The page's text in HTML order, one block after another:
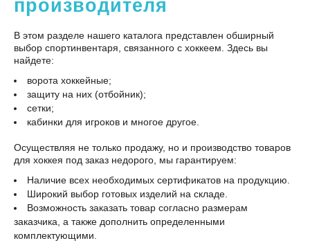
производителя
В этом разделе нашего каталога представлен обширный
выбор спортинвентаря, связанного с хоккеем. Здесь вы
найдете:
ворота хоккейные;
защиту на них (отбойник);
сетки;
кабинки для игроков и многое другое.
Осуществляя не только продажу, но и производство товаров
для хоккея под заказ недорого, мы гарантируем:
Наличие всех необходимых сертификатов на продукцию.
Широкий выбор готовых изделий на складе.
Возможность заказать товар согласно размерам
заказчика, а также дополнить определенными
комплектующими.